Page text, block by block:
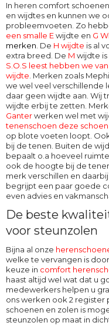
In heren comfort
en wijdtes en kunnen we
probleemvoeten. Zo
een smalle Ewijdte en G
merken. De H wijdte is al
extra breed. De M wijdte
S.O.S leest hebben we van
wijdte. Merken zoals
we wel veel verschillende
daar geen wijdte aan. Wij
wijdte erbij te zetten.
Ganterwerken wel met
tenenschoen deze
op blote voeten loopt.
bij de tenen. Buiten de
bepaalt o.a hoeveel
ook de hoogte bij de
merk verschillen en
begrijpt een paar goede
even advies en
De beste
voor steunzolen
Bijna al onze
welke te vervangen is
keuze in comfort
haast altijd wel wat dat u
medewerkers helpen u
ons werken ook 2
schoenen en zolen is
steunzolen op maat in